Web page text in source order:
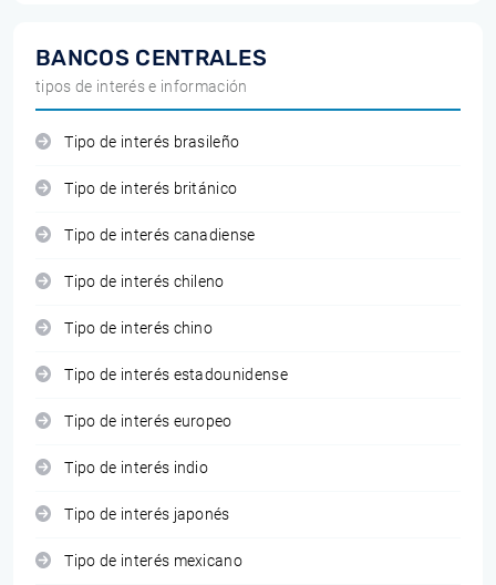
BANCOS CENTRALES
tipos de interés e información
Tipo de interés brasileño
Tipo de interés británico
Tipo de interés canadiense
Tipo de interés chileno
Tipo de interés chino
Tipo de interés estadounidense
Tipo de interés europeo
Tipo de interés indio
Tipo de interés japonés
Tipo de interés mexicano